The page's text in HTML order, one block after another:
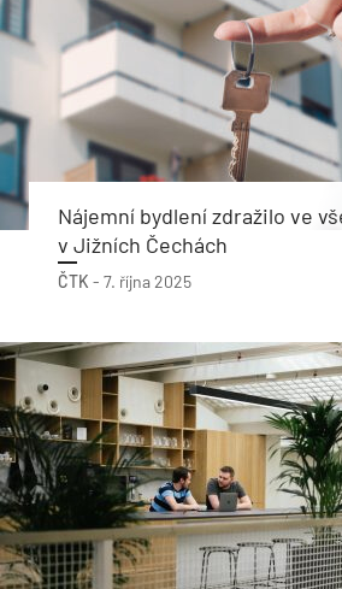
Nájemní bydlení zdražilo ve
v Jižních Čechách
ČTK - 7. října 2025